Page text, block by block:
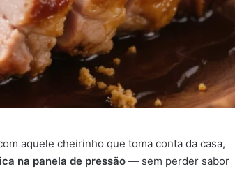
aquele cheirinho que toma conta da casa,
na panela de pressão — sem perder sabor